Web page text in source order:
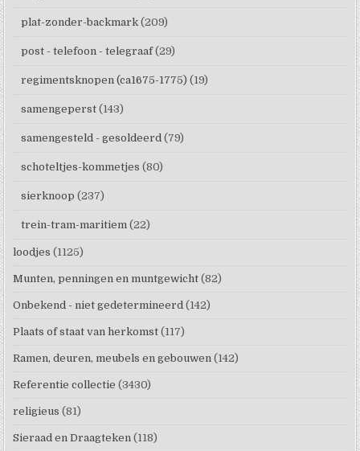
plat-zonder-backmark (209)
post - telefoon - telegraaf (29)
regimentsknopen (ca1675-1775) (19)
samengeperst (143)
samengesteld - gesoldeerd (79)
schoteltjes-kommetjes (80)
sierknoop (237)
trein-tram-maritiem (22)
loodjes (1125)
Munten, penningen en muntgewicht (82)
Onbekend - niet gedetermineerd (142)
Plaats of staat van herkomst (117)
Ramen, deuren, meubels en gebouwen (142)
Referentie collectie (3430)
religieus (81)
Sieraad en Draagteken (118)